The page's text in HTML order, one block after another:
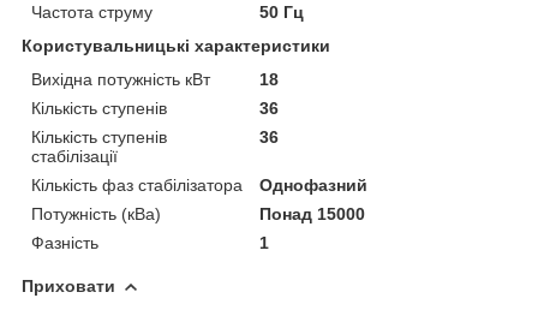
Частота струму
50 Гц
Користувальницькі характеристики
Вихідна потужність кВт
18
Кількість ступенів
36
Кількість ступенів
стабілізації
36
Кількість фаз стабілізатора
Однофазний
Потужність (кВа)
Понад 15000
Фазність
1
Приховати